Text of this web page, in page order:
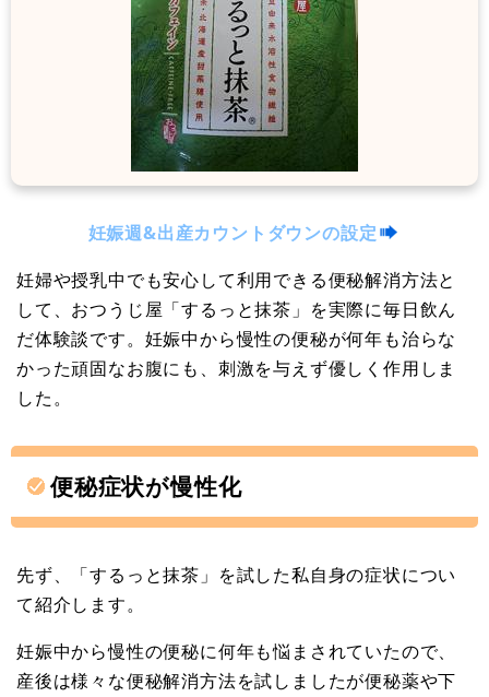
妊娠週&出産カウントダウンの設定
妊婦や授乳中でも安心して利用できる便秘解消方法と
して、おつうじ屋「するっと抹茶」を実際に毎日飲ん
だ体験談です。妊娠中から慢性の便秘が何年も治らな
かった頑固なお腹にも、刺激を与えず優しく作用しま
した。
便秘症状が慢性化
先ず、「するっと抹茶」を試した私自身の症状につい
て紹介します。
妊娠中から慢性の便秘に何年も悩まされていたので、
産後は様々な便秘解消方法を試しましたが便秘薬や下